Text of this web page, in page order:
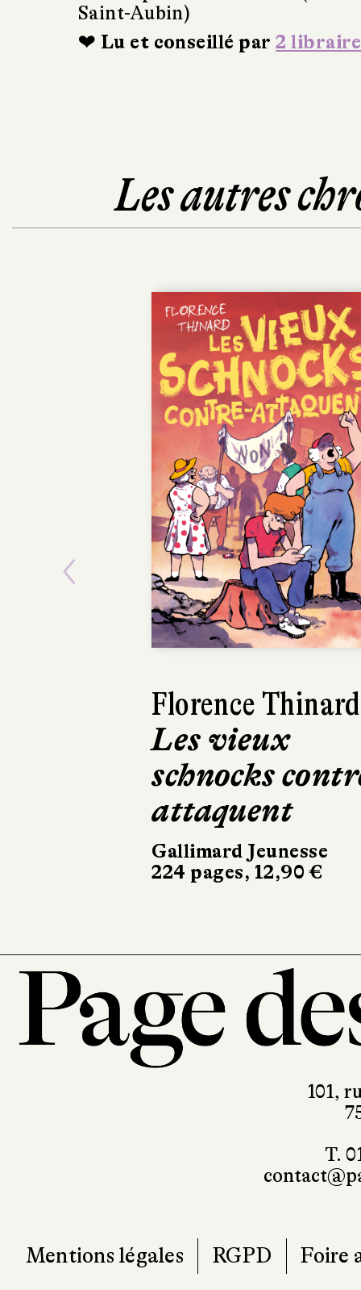
Saint-Aubin)
❤ Lu et conseillé par2
Les autres
Harry Gruyaert
Je vois rouge
Hélium
32 pages, 21,90 €
Previous
101,
T.
RGPD Foire